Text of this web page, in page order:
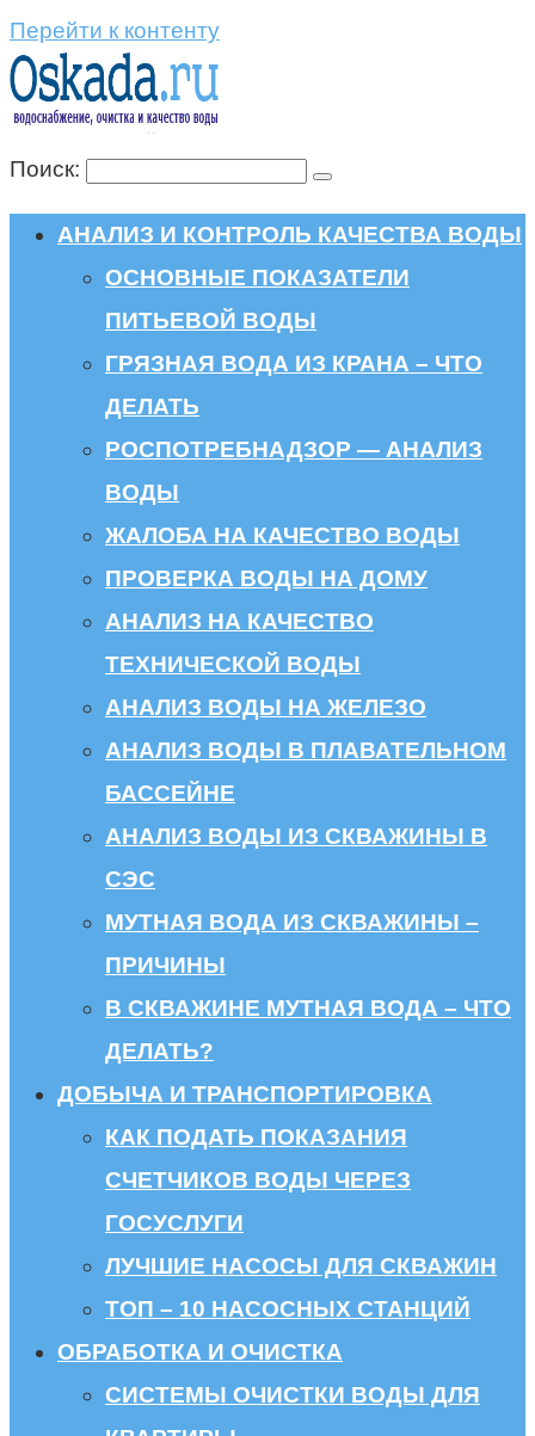
Перейти к контенту
Поиск:
АНАЛИЗ И КОНТРОЛЬ КАЧЕСТВА ВОДЫ
ОСНОВНЫЕ ПОКАЗАТЕЛИ
ПИТЬЕВОЙ ВОДЫ
ГРЯЗНАЯ ВОДА ИЗ КРАНА – ЧТО
ДЕЛАТЬ
РОСПОТРЕБНАДЗОР — АНАЛИЗ
ВОДЫ
ЖАЛОБА НА КАЧЕСТВО ВОДЫ
ПРОВЕРКА ВОДЫ НА ДОМУ
АНАЛИЗ НА КАЧЕСТВО
ТЕХНИЧЕСКОЙ ВОДЫ
АНАЛИЗ ВОДЫ НА ЖЕЛЕЗО
АНАЛИЗ ВОДЫ В ПЛАВАТЕЛЬНОМ
БАССЕЙНЕ
АНАЛИЗ ВОДЫ ИЗ СКВАЖИНЫ В
СЭС
МУТНАЯ ВОДА ИЗ СКВАЖИНЫ –
ПРИЧИНЫ
В СКВАЖИНЕ МУТНАЯ ВОДА – ЧТО
ДЕЛАТЬ?
ДОБЫЧА И ТРАНСПОРТИРОВКА
КАК ПОДАТЬ ПОКАЗАНИЯ
СЧЕТЧИКОВ ВОДЫ ЧЕРЕЗ
ГОСУСЛУГИ
ЛУЧШИЕ НАСОСЫ ДЛЯ СКВАЖИН
ТОП – 10 НАСОСНЫХ СТАНЦИЙ
ОБРАБОТКА И ОЧИСТКА
СИСТЕМЫ ОЧИСТКИ ВОДЫ ДЛЯ